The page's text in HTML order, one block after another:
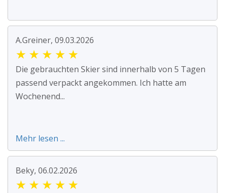
A.Greiner, 09.03.2026
★ ★ ★ ★ ★
Die gebrauchten Skier sind innerhalb von 5 Tagen
passend verpackt angekommen. Ich hatte am
Wochenend...
Mehr lesen ...
Beky, 06.02.2026
★ ★ ★ ★ ★